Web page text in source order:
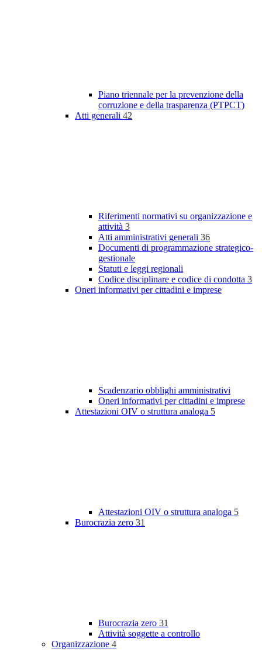
Piano triennale per la prevenzione della
corruzione e della trasparenza (PTPCT)
Atti generali 42
Riferimenti normativi su organizzazione e
attività 3
Atti amministrativi generali 36
Documenti di programmazione strategico-
gestionale
Statuti e leggi regionali
Codice disciplinare e codice di condotta 3
Oneri informativi per cittadini e imprese
Scadenzario obblighi amministrativi
Oneri informativi per cittadini e imprese
Attestazioni OIV o struttura analoga 5
Attestazioni OIV o struttura analoga 5
Burocrazia zero 31
Burocrazia zero 31
Attività soggette a controllo
Organizzazione 4